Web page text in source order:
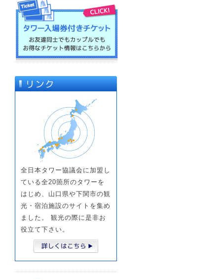
全日本タワー協議会に加盟し
ている全20箇所のタワーを
はじめ、山口県や下関市の観
光・宿泊施設のサイトを集め
ました。 観光の際に是非お
役立て下さい。